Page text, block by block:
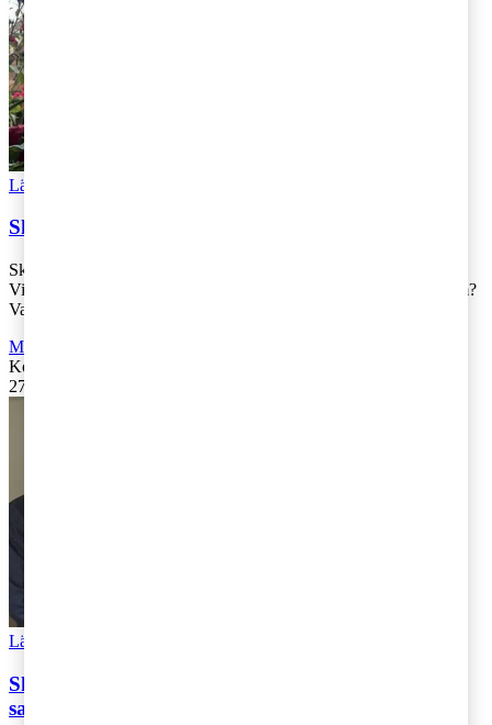
Läs Artikeln
Skattefokus i Almedalen
Skattefrågorna har kommit i fokus i debatten efter Januariavtalet.
Vilka är de viktigaste frågorna att behandla i en sådan skattereform?
Vad tycker fö [...]
Moms, tull och punktskatter
Kontakta
27 juni 2019
Läs Artikeln
Skattekartan 2019 – Sverigedemokraterna sist ut i
samtalen om skatt